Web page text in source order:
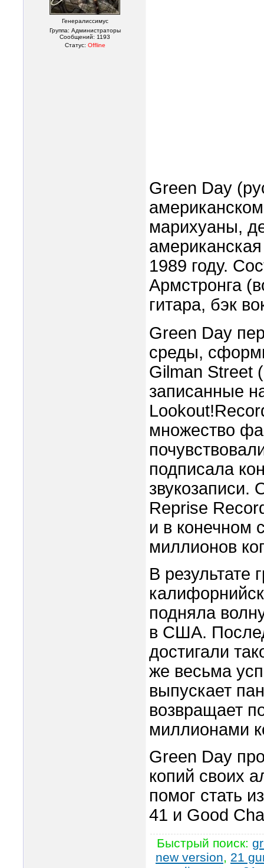
Генералиссимус
Группа: Администраторы
Сообщений: 1193
Статус: Offline
Green Day
марихуаны,
1989 году.
Армстронга
гитара, бэк
Green Day
среды,
Gilman Street
записанные
множество
подписала
Reprise
и в конечном
миллионов
В результате
подняла
в США.
достигали
же весьма
выпускает
возвращает
миллионами
Green Day
копий своих
помог стать
41 и Good
Быстрый поиск:
new version, 21